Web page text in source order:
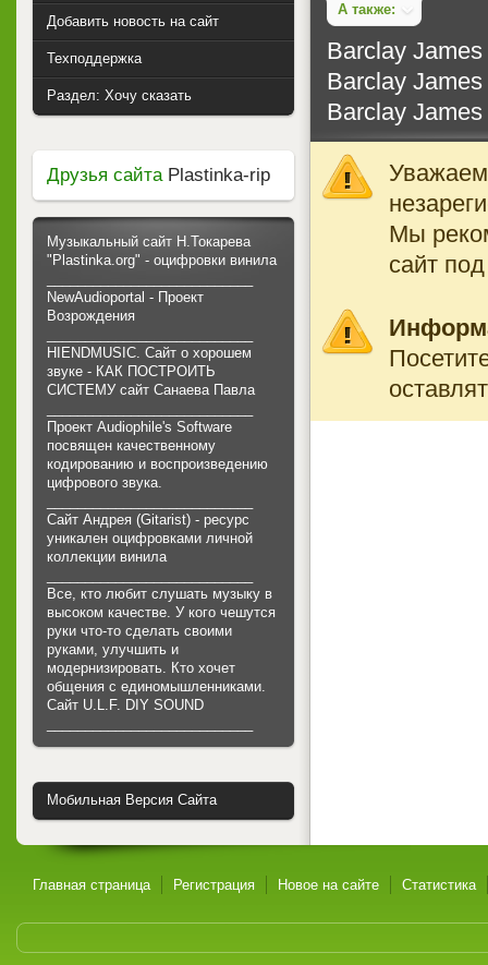
А также:
Barclay
Barclay
Barclay
Мы
сайт
Добавить новость на сайт
Техподдержка
Раздел: Хочу сказать
Друзья сайтаPlastinka-rip
Музыкальный сайт Н.Токарева
"Plastinka.org" - оцифровки винила
NewAudioportal - Проект
Возрождения
HIENDMUSIC. Сайт о хорошем
звуке - КАК ПОСТРОИТЬ
СИСТЕМУ сайт Санаева Павла
Проект Audiophile's Software
посвящен качественному
кодированию и воспроизведению
цифрового звука.
Сайт Андрея (Gitarist) - ресурс
уникален оцифровками личной
коллекции винила
Все, кто любит слушать музыку в
высоком качестве. У кого чешутся
руки что-то сделать своими
руками, улучшить и
модернизировать. Кто хочет
общения с единомышленниками.
Cайт U.L.F. DIY SOUND
Мобильная Версия Сайта
Главная страница Регистрация Новое на сайте Статистика